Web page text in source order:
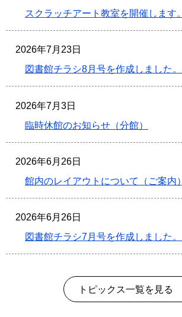
スクラッチアート教室を開催します。
2026年7月23日
図書館チラシ8月号を作成しました。
2026年7月3日
臨時休館のお知らせ（分館）
2026年6月26日
館内のレイアウトについて（ご案内）
2026年6月26日
図書館チラシ7月号を作成しました。
トピックス一覧を見る